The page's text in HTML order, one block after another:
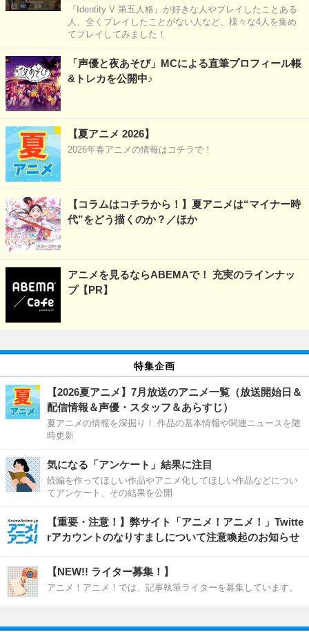
『Identity V 第五人格』が好きな人やプレイしたことある
人、全くプレイしたことがない人など、様々な4人を集め
てプレイしてみました！
「声優と夜あそび」MCによる直筆プロフィール帳
&トレカを公開中♪
【夏アニメ 2026】
2026年春アニメの情報はコチラで！
【コラムはコチラから！】夏アニメは“マイナー時
代”をどう描くのか？／ほか
アニメを見るならABEMAで！ 充実のラインナッ
プ【PR】
特集企画
【2026夏アニメ】7月放送のアニメ一覧（放送開始日＆
配信情報＆声優・スタッフ＆あらすじ）
夏アニメの情報を深掘り！ 作品の基本情報や関連ニュースを随
時更新
気になる「アンケート」結果に注目
続編を作ってほしい作品やアニメ化してほしい作品などについ
てアンケート、その結果を公開
【重要・注意！】弊サイト「アニメ！アニメ！」Twitte
rアカウントのなりすましについて注意喚起のお知らせ
【NEW!! ライター募集！】
アニメ！アニメ！では、記事執筆ライターを募集しています。